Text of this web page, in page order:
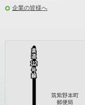
企業の皆様へ